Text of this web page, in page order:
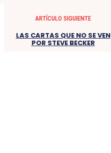
ARTÍCULO SIGUIENTE
LAS CARTAS QUE NO SE VEN
POR STEVE BECKER